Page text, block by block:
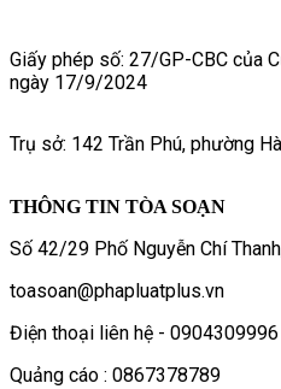
Giấy phép số: 27/GP-CBC của
ngày 17/9/2024
Trụ sở: 142 Trần Phú, phường
THÔNG TIN TÒA SOẠN
Số 42/29 Phố Nguyễn Chí
toasoan@phapluatplus.vn
Điện thoại liên hệ - 0904309996
Quảng cáo : 0867378789